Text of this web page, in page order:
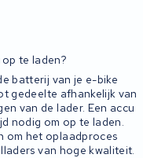
te laden?
batterij van je e-bike
gedeelte afhankelijk van
van de lader. Een accu
nodig om op te laden.
om het oplaadproces
van hoge kwaliteit.